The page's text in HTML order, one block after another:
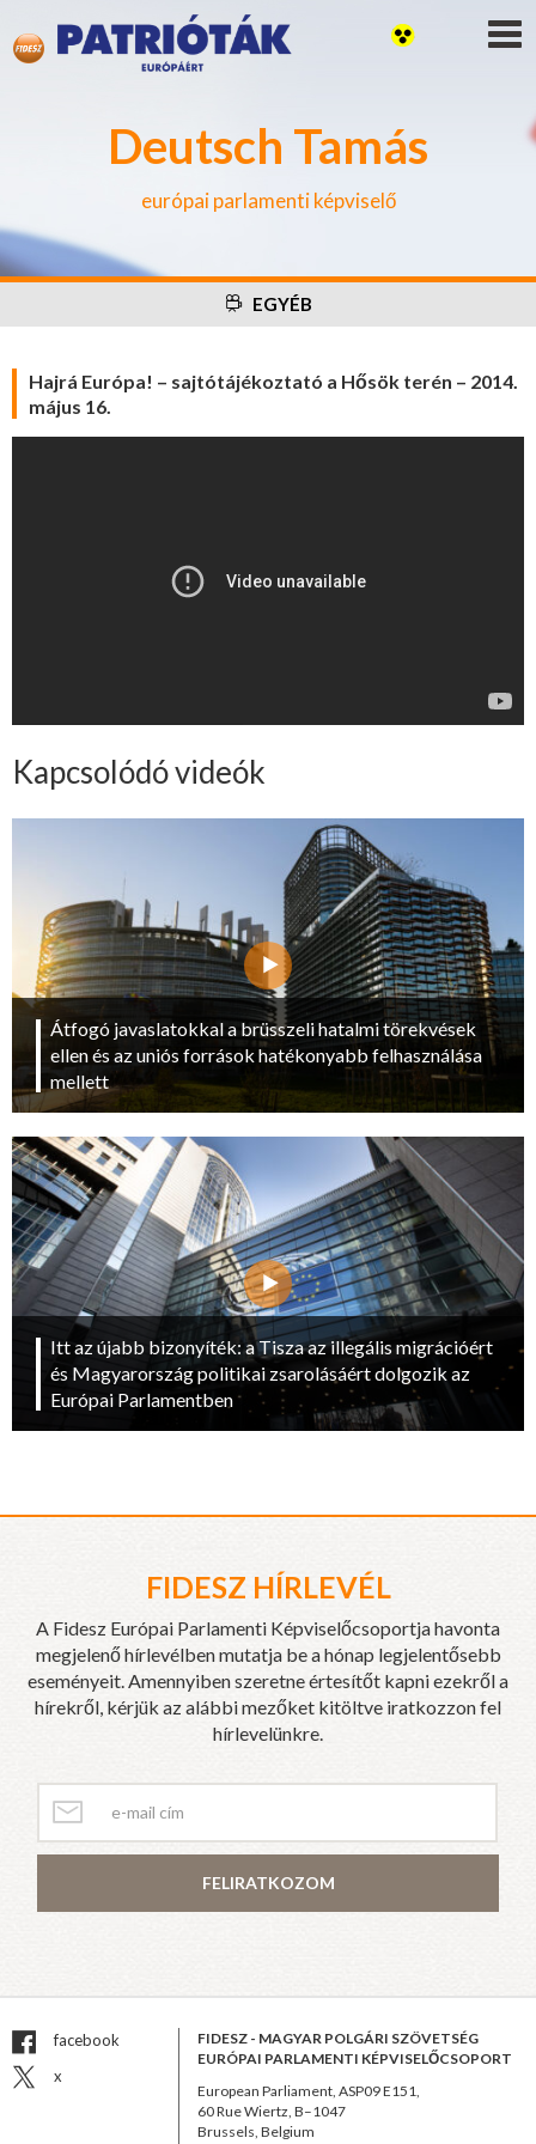
Deutsch Tamás
európai parlamenti képviselő
EGYÉB
Hajrá Európa! – sajtótájékoztató a Hősök terén – 2014.
május 16.
Kapcsolódó videók
Átfogó javaslatokkal a brüsszeli hatalmi törekvések
ellen és az uniós források hatékonyabb felhasználása
mellett
Itt az újabb bizonyíték: a Tisza az illegális migrációért
és Magyarország politikai zsarolásáért dolgozik az
Európai Parlamentben
FIDESZ HÍRLEVÉL
A Fidesz Európai Parlamenti Képviselőcsoportja havonta
megjelenő hírlevélben mutatja be a hónap legjelentősebb
eseményeit. Amennyiben szeretne értesítőt kapni ezekről a
hírekről, kérjük az alábbi mezőket kitöltve iratkozzon fel
hírlevelünkre.
FELIRATKOZOM
facebook
x
FIDESZ - MAGYAR POLGÁRI SZÖVETSÉG
EURÓPAI PARLAMENTI KÉPVISELŐCSOPORT
European Parliament, ASP09 E151,
60 Rue Wiertz, B–1047
Brussels, Belgium